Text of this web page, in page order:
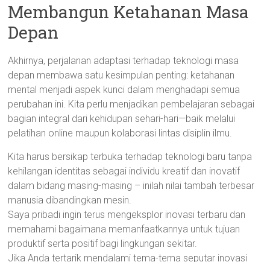
Membangun Ketahanan Masa
Depan
Akhirnya, perjalanan adaptasi terhadap teknologi masa
depan membawa satu kesimpulan penting: ketahanan
mental menjadi aspek kunci dalam menghadapi semua
perubahan ini. Kita perlu menjadikan pembelajaran sebagai
bagian integral dari kehidupan sehari-hari—baik melalui
pelatihan online maupun kolaborasi lintas disiplin ilmu.
Kita harus bersikap terbuka terhadap teknologi baru tanpa
kehilangan identitas sebagai individu kreatif dan inovatif
dalam bidang masing-masing – inilah nilai tambah terbesar
manusia dibandingkan mesin.
Saya pribadi ingin terus mengeksplor inovasi terbaru dan
memahami bagaimana memanfaatkannya untuk tujuan
produktif serta positif bagi lingkungan sekitar.
Jika Anda tertarik mendalami tema-tema seputar inovasi